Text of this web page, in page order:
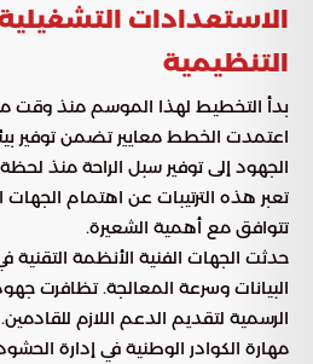
الاستعدادات التشغيلية
التنظيمية
بدأ التخطيط لهذا الموسم منذ وقت
اعتمدت الخطط معايير تضمن توفير
الجهود إلى توفير سبل الراحة منذ
تعبر هذه الترتيبات عن اهتمام
تتوافق مع أهمية الشعيرة.
حدثت الجهات الفنية الأنظمة
البيانات وسرعة المعالجة. تظافرت
الرسمية لتقديم الدعم اللازم
مهارة الكوادر الوطنية في إدارة